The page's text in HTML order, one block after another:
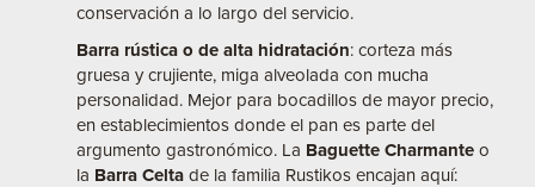
conservación a lo largo del servicio.
Barra rústica o de alta hidratación: corteza más
gruesa y crujiente, miga alveolada con mucha
personalidad. Mejor para bocadillos de mayor precio,
en establecimientos donde el pan es parte del
argumento gastronómico. La Baguette Charmante o
la Barra Celta de la familia Rustikos encajan aquí: